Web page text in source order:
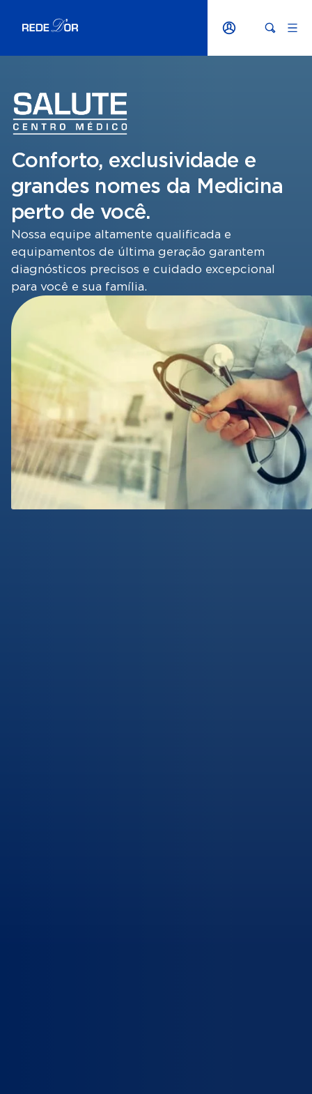
Conforto, exclusividade e
grandes nomes da Medicina
perto de você.
Nossa equipe altamente qualificada e
equipamentos de última geração garantem
diagnósticos precisos e cuidado excepcional
para você e sua família.